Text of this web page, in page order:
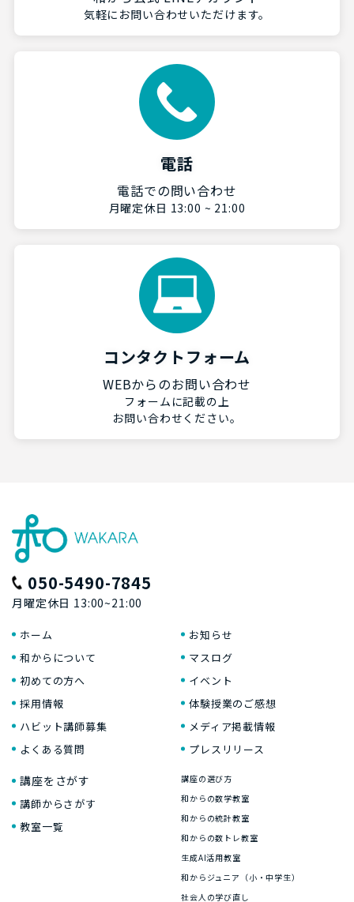
気軽にお問い合わせいただけます。
電話
電話での問い合わせ
月曜定休日 13:00 ~ 21:00
コンタクトフォーム
WEBからのお問い合わせ
フォームに記載の上
お問い合わせください。
050-5490-7845
月曜定休日 13:00~21:00
ホーム
和からについて
初めての方へ
採用情報
ハビット講師募集
よくある質問
お知らせ
マスログ
イベント
体験授業のご感想
メディア掲載情報
プレスリリース
講座をさがす
講師からさがす
教室一覧
講座の選び方
和からの数学教室
和からの統計教室
和からの数トレ教室
生成AI活用教室
和からジュニア（小・中学生）
社会人の学び直し